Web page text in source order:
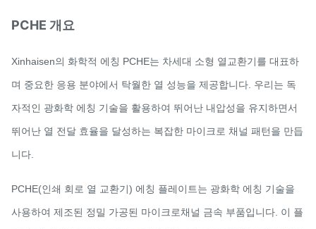
PCHE 개요
Xinhaisen의 화학적 에칭 PCHE는 차세대 소형 열교환기를 대표하
며 중요한 응용 분야에서 탁월한 열 성능을 제공합니다. 우리는 독
자적인 광화학 에칭 기술을 활용하여 뛰어난 내압성을 유지하면서
뛰어난 열 전달 효율을 달성하는 복잡한 마이크로 채널 패턴을 만듭
니다.
PCHE(인쇄 회로 열 교환기) 에칭 플레이트는 광화학 에칭 기술을
사용하여 제조된 정밀 가공된 마이크로채널 금속 부품입니다. 이 플